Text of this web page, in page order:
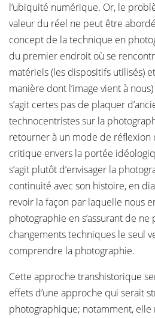
l’ubiquité numérique. Or, le
valeur du réel ne peut être
concept de la technique en
du premier endroit où se
matériels (les dispositifs utilisés)
manière dont l’image vient à
s’agit certes pas de plaquer
technocentristes sur la
retourner à un mode de réflexion
critique envers la portée
s’agit plutôt d’envisager la
continuité avec son histoire, en
revoir la façon par laquelle nous
photographie en s’assurant de ne
changements techniques le seul
comprendre la photographie.
Cette approche transhistorique
effets d’une approche qui serait
photographique; notamment,